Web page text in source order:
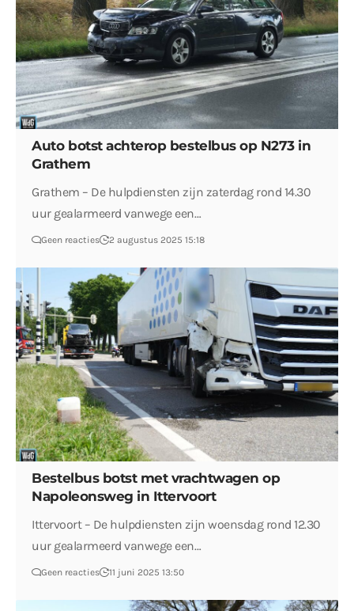
Auto botst achterop bestelbus op N273 in
Grathem
Grathem – De hulpdiensten zijn zaterdag rond 14.30
uur gealarmeerd vanwege een…
Geen reacties 2 augustus 2025 15:18
Bestelbus botst met vrachtwagen op
Napoleonsweg in Ittervoort
Ittervoort – De hulpdiensten zijn woensdag rond 12.30
uur gealarmeerd vanwege een…
Geen reacties 11 juni 2025 13:50